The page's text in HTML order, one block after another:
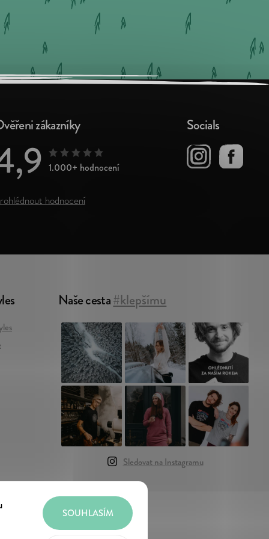
SOUHLASÍM
zákazníky
1.000+ hodnocení
hodnocení
Socials
Naše cesta#klepšímu
Sledovat na Instagramu